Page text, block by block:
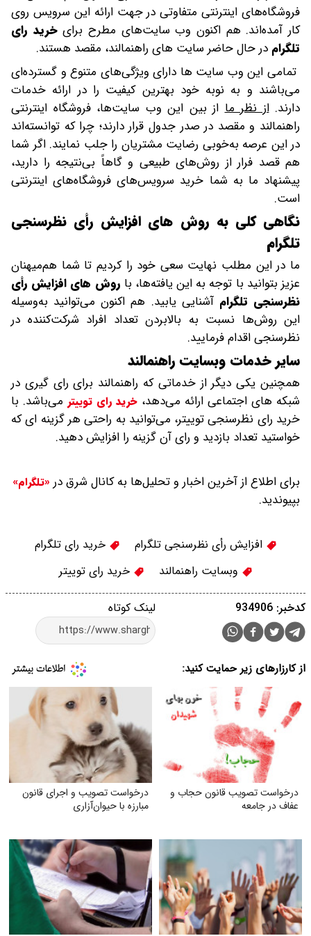
فروشگاه‌های اینترنتی متفاوتی در جهت ارائه این سرویس روی
کار آمده‌اند. هم اکنون وب سایت‌های مطرح برایخرید رای
تلگرام در حال حاضر سایت های راهنمالند، مقصد هستند.
تمامی این وب سایت ها دارای ویژگی‌های متنوع و گسترده‌ای
می‌باشند و به نوبه خود بهترین کیفیت را در ارائه خدمات
دارند.از نظر مااز بین این وب سایت‌ها، فروشگاه اینترنتی
راهنمالند و مقصد در صدر جدول قرار دارند؛ چرا که توانسته‌اند
در این عرصه به‌خوبی رضایت مشتریان را جلب نمایند. اگر شما
هم قصد فرار از روش‌های طبیعی و گاهاً بی‌نتیجه را دارید،
پیشنهاد ما به شما خرید سرویس‌های فروشگاه‌های اینترنتی
است.
نگاهی کلی به روش های افزایش رأی نظرسنجی
تلگرام
ما در این مطلب نهایت سعی خود را کردیم تا شما هم‌میهنان
عزیز بتوانید با توجه به این یافته‌ها، با روش های افزایش رأی
نظرسنجی تلگرامآشنایی یابید. هم اکنون می‌توانید به‌وسیله
این روش‌ها نسبت به بالابردن تعداد افراد شرکت‌کننده در
نظرسنجی اقدام فرمایید.
سایر خدمات وبسایت راهنمالند
همچنین یکی دیگر از خدماتی که راهنمالند برای رای گیری در
شبکه های اجتماعی ارائه می‌دهد، خرید رای توییترمی‌باشد. با
خرید رای نظرسنجی توییتر، می‌توانید به راحتی هر گزینه ای که
خواستید تعداد بازدید و رای آن گزینه را افزایش دهید.
برای اطلاع از آخرین اخبار و تحلیل‌ها به کانال شرق در «تلگرام»
بپیوندید.
افزایش رأی نظرسنجی تلگرام
خرید رای تلگرام
وبسایت راهنمالند
خرید رای توییتر
لینک کوتاه کدخبر: 934906
از کارزارهای زیر حمایت کنید:
درخواست تصویب قانون حجاب و
عفاف در جامعه
درخواست تصویب و اجرای قانون
مبارزه با حیوان‌آزاری